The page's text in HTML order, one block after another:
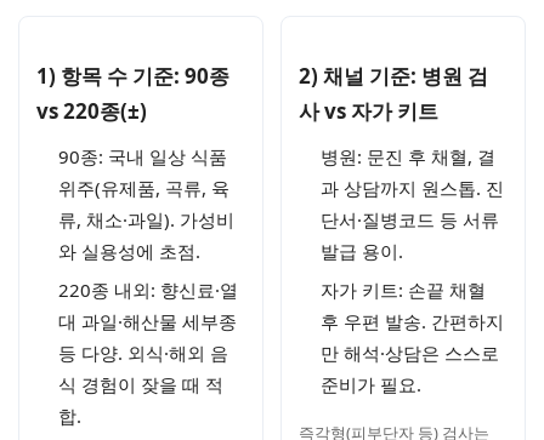
1) 항목 수 기준: 90종
vs 220종(±)
90종: 국내 일상 식품
위주(유제품, 곡류, 육
류, 채소·과일). 가성비
와 실용성에 초점.
220종 내외: 향신료·열
대 과일·해산물 세부종
등 다양. 외식·해외 음
식 경험이 잦을 때 적
합.
2) 채널 기준: 병원 검
사 vs 자가 키트
병원: 문진 후 채혈, 결
과 상담까지 원스톱. 진
단서·질병코드 등 서류
발급 용이.
자가 키트: 손끝 채혈
후 우편 발송. 간편하지
만 해석·상담은 스스로
준비가 필요.
즉각형(피부단자 등) 검사는